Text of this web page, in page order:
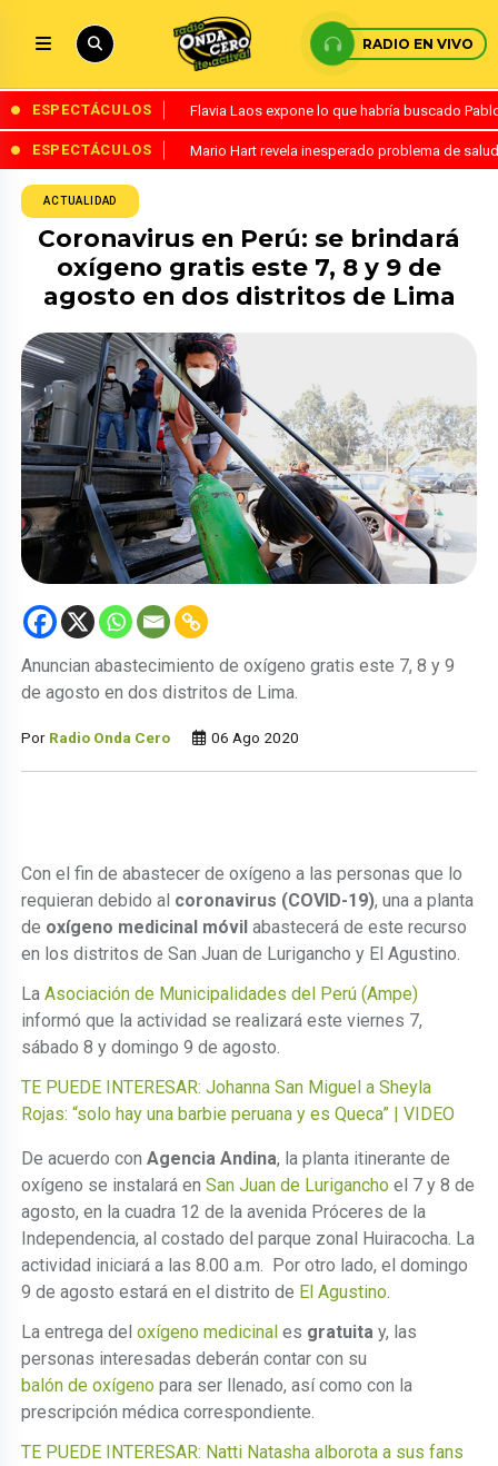
RADIO EN VIVO
ESPECTÁCULOS Flavia Laos expone lo que habría buscado
ESPECTÁCULOS Mario Hart revela inesperado problema de
ACTUALIDAD
Coronavirus en Perú: se brindará
oxígeno gratis este 7, 8 y 9 de
agosto en dos distritos de Lima
Anuncian abastecimiento de oxígeno gratis este 7, 8 y 9
de agosto en dos distritos de Lima.
Por Radio Onda Cero 06 Ago 2020
Con el fin de abastecer de oxígeno a las personas que lo
requieran debido al coronavirus (COVID-19), una a planta
de oxígeno medicinal móvil abastecerá de este recurso
en los distritos de San Juan de Lurigancho y El Agustino.
LaAsociación de Municipalidades del Perú (Ampe)
informó que la actividad se realizará este viernes 7,
sábado 8 y domingo 9 de agosto.
TE PUEDE INTERESAR: Johanna San Miguel a Sheyla
Rojas: “solo hay una barbie peruana y es Queca” | VIDEO
De acuerdo conAgencia Andina, la planta itinerante de
oxígeno se instalará enSan Juan de Lurigancho el 7 y 8 de
agosto, en la cuadra 12 de la avenida Próceres de la
Independencia, al costado del parque zonal Huiracocha. La
actividad iniciará a las 8.00 a.m.
Por otro lado, el domingo
9 de agosto estará en el distrito de El Agustino
La entrega deloxígeno medicinal es gratuita y, las
personas interesadas deberán contar con su
balón de oxígeno para ser llenado, así como con la
prescripción médica correspondiente.
TE PUEDE INTERESAR: Natti Natasha alborota a sus fans